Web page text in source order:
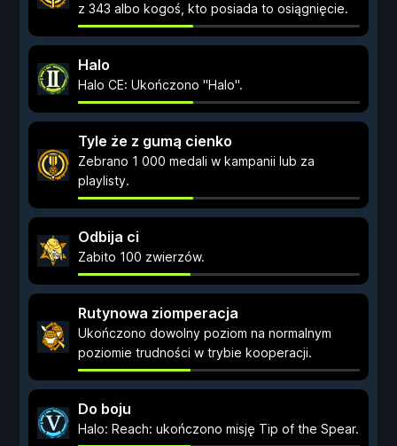
z 343 albo kogoś, kto posiada to osiągnięcie.
Halo
Halo CE: Ukończono "Halo".
Tyle że z gumą cienko
Zebrano 1 000 medali w kampanii lub za
playlisty.
Odbija ci
Zabito 100 zwierzów.
Rutynowa ziomperacja
Ukończono dowolny poziom na normalnym
poziomie trudności w trybie kooperacji.
Do boju
Halo: Reach: ukończono misję Tip of the Spear.